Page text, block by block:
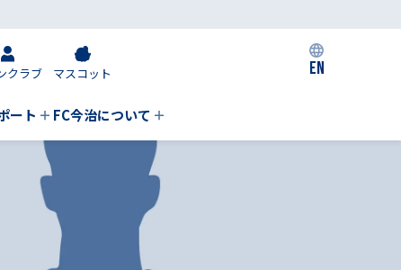
クラブ マスコット EN
ート FC今治について